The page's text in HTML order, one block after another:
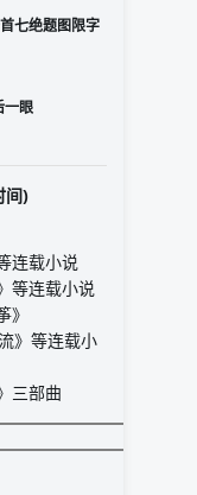
七绝题图限字
一眼
间)
连载小说
等连载小说
》
》等连载小
三部曲